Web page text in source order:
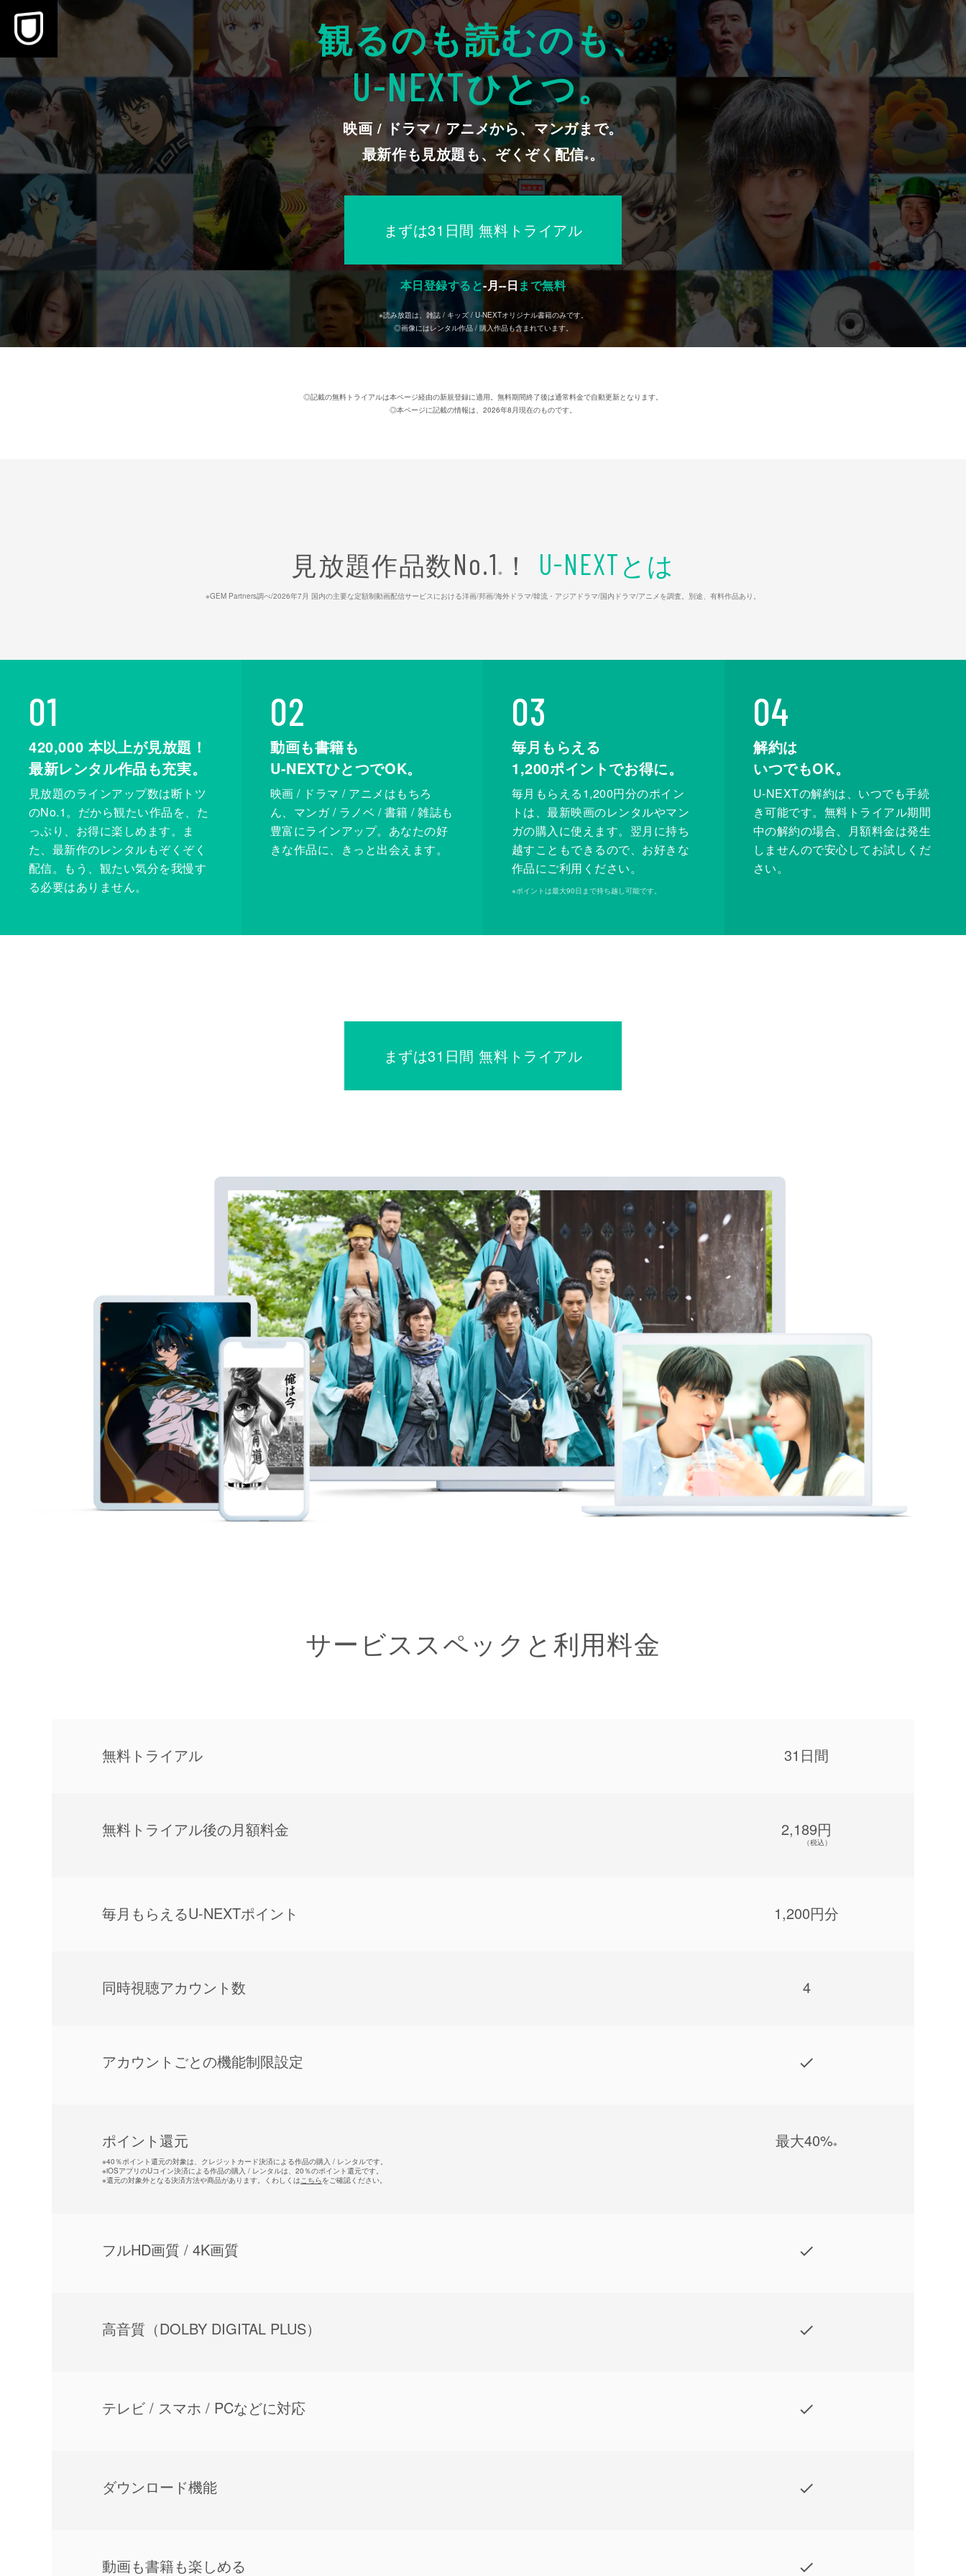
本文へスキップ
まずは31日間 無料トライアル
観るのも読むのも、
U-NEXTひとつ。
映画 / ドラマ / アニメから、マンガまで。
最新作も見放題も、ぞくぞく配信※ 。
まずは31日間 無料トライアル
本日登録すると-月--日 まで無料
※読み放題は、雑誌 / キッズ / U-NEXTオリジナル書籍のみです。
◎画像にはレンタル作品 / 購入作品も含まれています。
◎記載の無料トライアルは本ページ経由の新規登録に適用。無料期間終了後は通常料金で自動更新となります。
◎本ページに記載の情報は、2026年8月現在のものです。
見放題作品数No.1 ※ ！ U-NEXTとは
※GEM Partners調べ/2026年7⽉ 国内の主要な定額制動画配信サービスにおける洋画/邦画/海外ドラマ/韓流・アジアドラマ/国内ドラマ/アニメを調査。別途、有料作品あり。
01
420,000 本以上が見放題！
最新レンタル作品も充実。
見放題のラインアップ数は断トツ
のNo.1。だから観たい作品を、た
っぷり、お得に楽しめます。ま
た、最新作のレンタルもぞくぞく
配信。もう、観たい気分を我慢す
る必要はありません。
02
動画も書籍も
U-NEXTひとつでOK。
映画 / ドラマ / アニメはもちろ
ん、マンガ / ラノベ / 書籍 / 雑誌も
豊富にラインアップ。あなたの好
きな作品に、きっと出会えます。
03
毎月もらえる
1,200ポイントでお得に。
毎月もらえる1,200円分のポイン
トは、最新映画のレンタルやマン
ガの購入に使えます。翌月に持ち
越すこともできるので、お好きな
作品にご利用ください。
※ポイントは最大90日まで持ち越し可能です。
04
解約は
いつでもOK。
U-NEXTの解約は、いつでも手続
き可能です。無料トライアル期間
中の解約の場合、月額料金は発生
しませんので安心してお試しくだ
さい。
まずは31日間 無料トライアル
サービススペックと利用料金
無料トライアル 31日間
無料トライアル後の⽉額料金 2,189円
（税込）
毎⽉もらえるU-NEXTポイント 1,200円分
同時視聴アカウント数 4
アカウントごとの機能制限設定
ポイント還元 最⼤40%※
※40％ポイント還元の対象は、クレジットカード決済による作品の購入 / レンタルです。
※iOSアプリのUコイン決済による作品の購入 / レンタルは、20％のポイント還元です。
※還元の対象外となる決済方法や商品があります。くわしくはこちらをご確認ください。
フルHD画質 / 4K画質
⾼⾳質（DOLBY DIGITAL PLUS）
テレビ / スマホ / PCなどに対応
ダウンロード機能
動画も書籍も楽しめる